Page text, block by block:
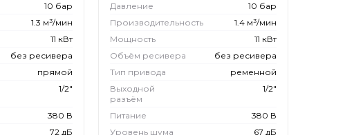
10 бар
1.3 м³/мин
11 кВт
без ресивера
прямой
1/2"
380 В
72 дБ
Давление
10 бар
Производительность
1.4 м³/мин
Мощность
11 кВт
Объём ресивера
без ресивера
Тип привода
ременной
Выходной
разъём
1/2"
Питание
380 В
Уровень шума
67 дБ